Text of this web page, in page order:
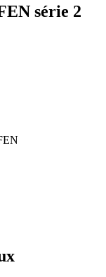
série 2